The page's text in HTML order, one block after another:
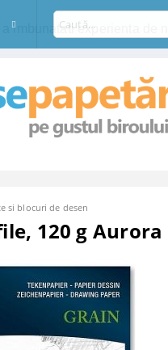
imbunatati experienta
si blocuri de desen
120 g